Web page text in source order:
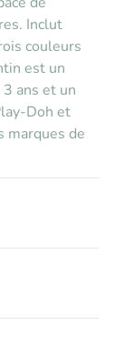
Inclut
couleurs
est un
ans et un
Doh et
marques de